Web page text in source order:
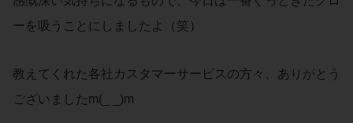
ーを吸うことにしましたよ（笑）
教えてくれた各社カスタマーサービスの方々、ありがとう
ございましたm(_ _)m